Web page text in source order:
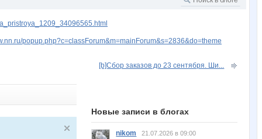
popup.php?c=classForum&m=mainForum&s=2836&do=theme
[b]Сбор заказов до 23 сентября. Ши...
Новые записи в блогах
nikom 21.07.2026 в 09:00